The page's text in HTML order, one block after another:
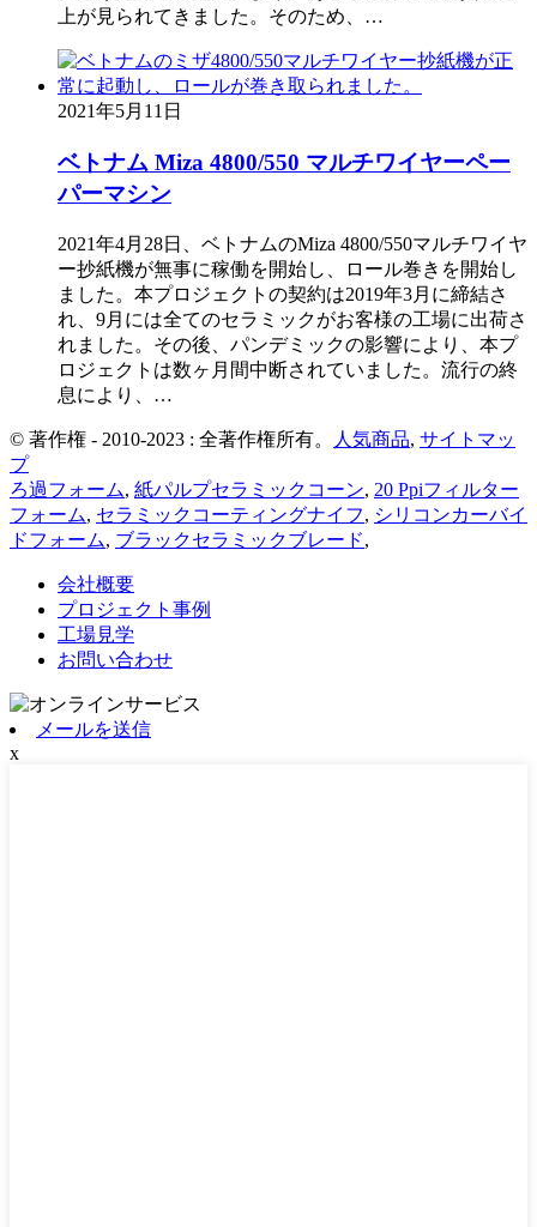
上が見られてきました。そのため、…
2021年5月11日
ベトナム Miza 4800/550 マルチワイヤーペー
パーマシン
2021年4月28日、ベトナムのMiza 4800/550マルチワイヤ
ー抄紙機が無事に稼働を開始し、ロール巻きを開始し
ました。本プロジェクトの契約は2019年3月に締結さ
れ、9月には全てのセラミックがお客様の工場に出荷さ
れました。その後、パンデミックの影響により、本プ
ロジェクトは数ヶ月間中断されていました。流行の終
息により、…
© 著作権 - 2010-2023 : 全著作権所有。 人気商品, サイトマッ
プ
ろ過フォーム, 紙パルプセラミックコーン, 20 Ppiフィルター
フォーム, セラミックコーティングナイフ, シリコンカーバイ
ドフォーム, ブラックセラミックブレード,
会社概要
プロジェクト事例
工場見学
お問い合わせ
メールを送信
x